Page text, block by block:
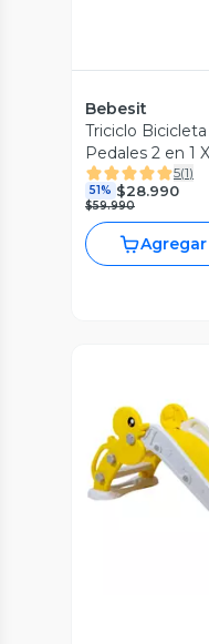
Bebesit
Triciclo
Pedales 2 en 1
5(1)
51% $28.990
$59.990